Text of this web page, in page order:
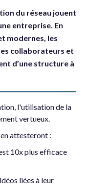
du réseau jouent
entreprise. En
modernes, les
collaborateurs et
d’une structure à
l'utilisation de la
vertueux.
attesteront :
10x plus efficace
liées à leur